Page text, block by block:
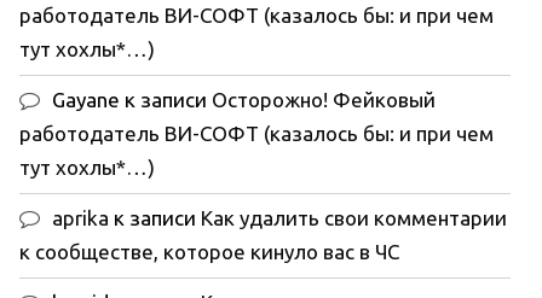
работодатель ВИ-СОФТ (казалось бы: и при чем
тут хохлы*…)
Gayane к записи Осторожно! Фейковый
работодатель ВИ-СОФТ (казалось бы: и при чем
тут хохлы*…)
aprika к записи Как удалить свои комментарии
к сообществе, которое кинуло вас в ЧС